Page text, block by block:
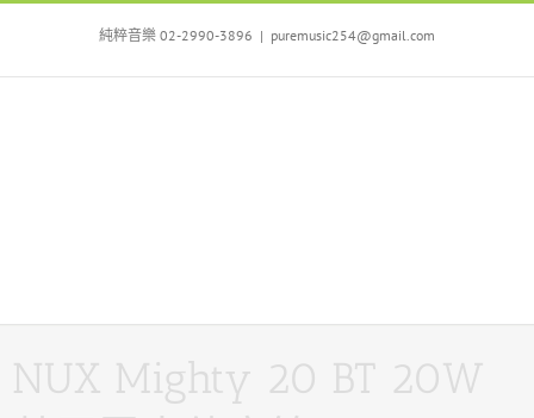
Skip
純粹音樂 02-2990-3896 | puremusic254@gmail.com
NUX Mighty 20 BT 20W